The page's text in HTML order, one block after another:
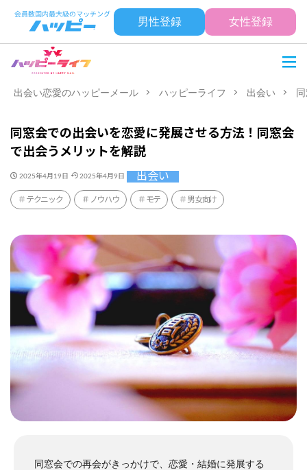
男性登録 女性登録
出会い恋愛のハッピーメール ハッピーライフ 出会い
同窓会での出会いを恋愛に発展させる方法！同窓会
で出会うメリットを解説
2025年4月19日 2025年4月9日 出会い
テクニック ノウハウ モテ 男女向け
同窓会での再会がきっかけで、恋愛・結婚に発展する